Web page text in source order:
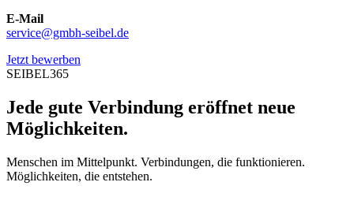
E-Mail
service@gmbh-seibel.de
Jetzt bewerben
SEIBEL365
Jede gute Verbindung eröffnet neue
Möglichkeiten.
Menschen im Mittelpunkt. Verbindungen, die funktionieren.
Möglichkeiten, die entstehen.